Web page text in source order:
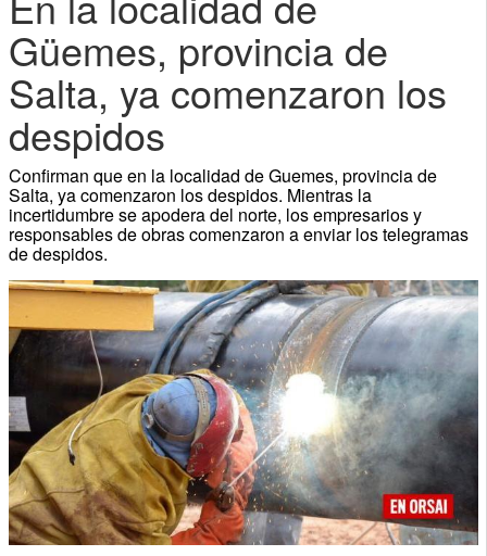
Güemes, provincia de
Salta, ya comenzaron los
despidos
Confirman que en la localidad de Guemes, provincia de
Salta, ya comenzaron los despidos. Mientras la
incertidumbre se apodera del norte, los empresarios y
responsables de obras comenzaron a enviar los telegramas
de despidos.